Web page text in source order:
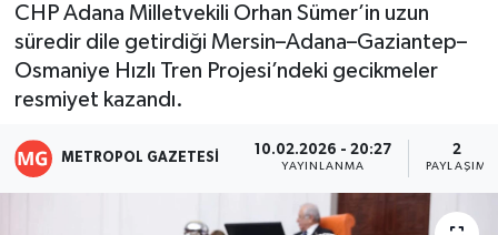
CHP Adana Milletvekili Orhan Sümer’in uzun
süredir dile getirdiği Mersin–Adana–Gaziantep–
Osmaniye Hızlı Tren Projesi’ndeki gecikmeler
resmiyet kazandı.
METROPOL GAZETESI 10.02.2026 - 20:27
YAYINLANMA
2
PAYLAŞIM